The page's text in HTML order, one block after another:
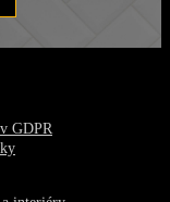
GDPR